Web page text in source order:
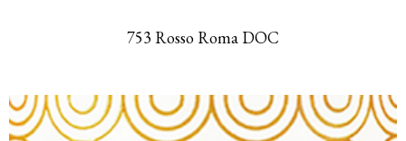
753 Rosso Roma DOC